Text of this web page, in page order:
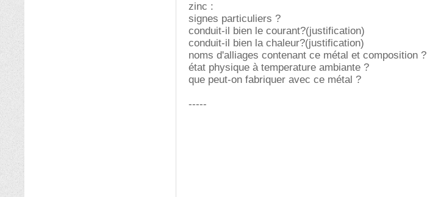
zinc :
signes particuliers ?
conduit-il bien le courant?(justification)
conduit-il bien la chaleur?(justification)
noms d'alliages contenant ce métal et composition ?
état physique à temperature ambiante ?
que peut-on fabriquer avec ce métal ?
-----